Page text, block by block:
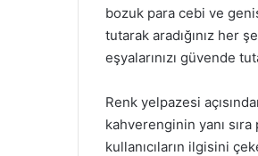
bozuk para cebi ve
tutarak aradığınız her
eşyalarınızı güvende
Renk yelpazesi
kahverenginin yanı
kullanıcıların ilgisini